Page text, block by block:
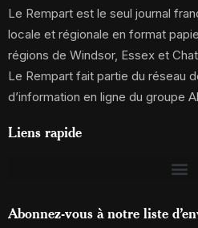
Le Rempart est le seul journal
locale et régionale en format
régions de Windsor, Essex et
Le Rempart fait partie du réseau
d’information en ligne du groupe
Liens rapide
Abonnez-vous à notre liste